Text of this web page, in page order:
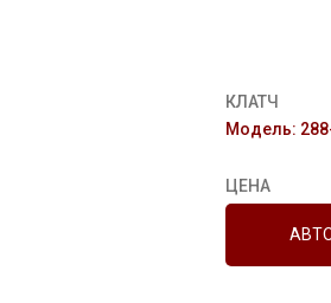
КЛАТЧ
Модель:
ЦЕНА